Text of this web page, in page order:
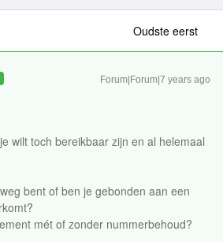
Oudste eerst
Forum|Forum|7 years ago
wilt toch bereikbaar zijn en al helemaal
bent of ben je gebonden aan een
mét of zonder nummerbehoud?